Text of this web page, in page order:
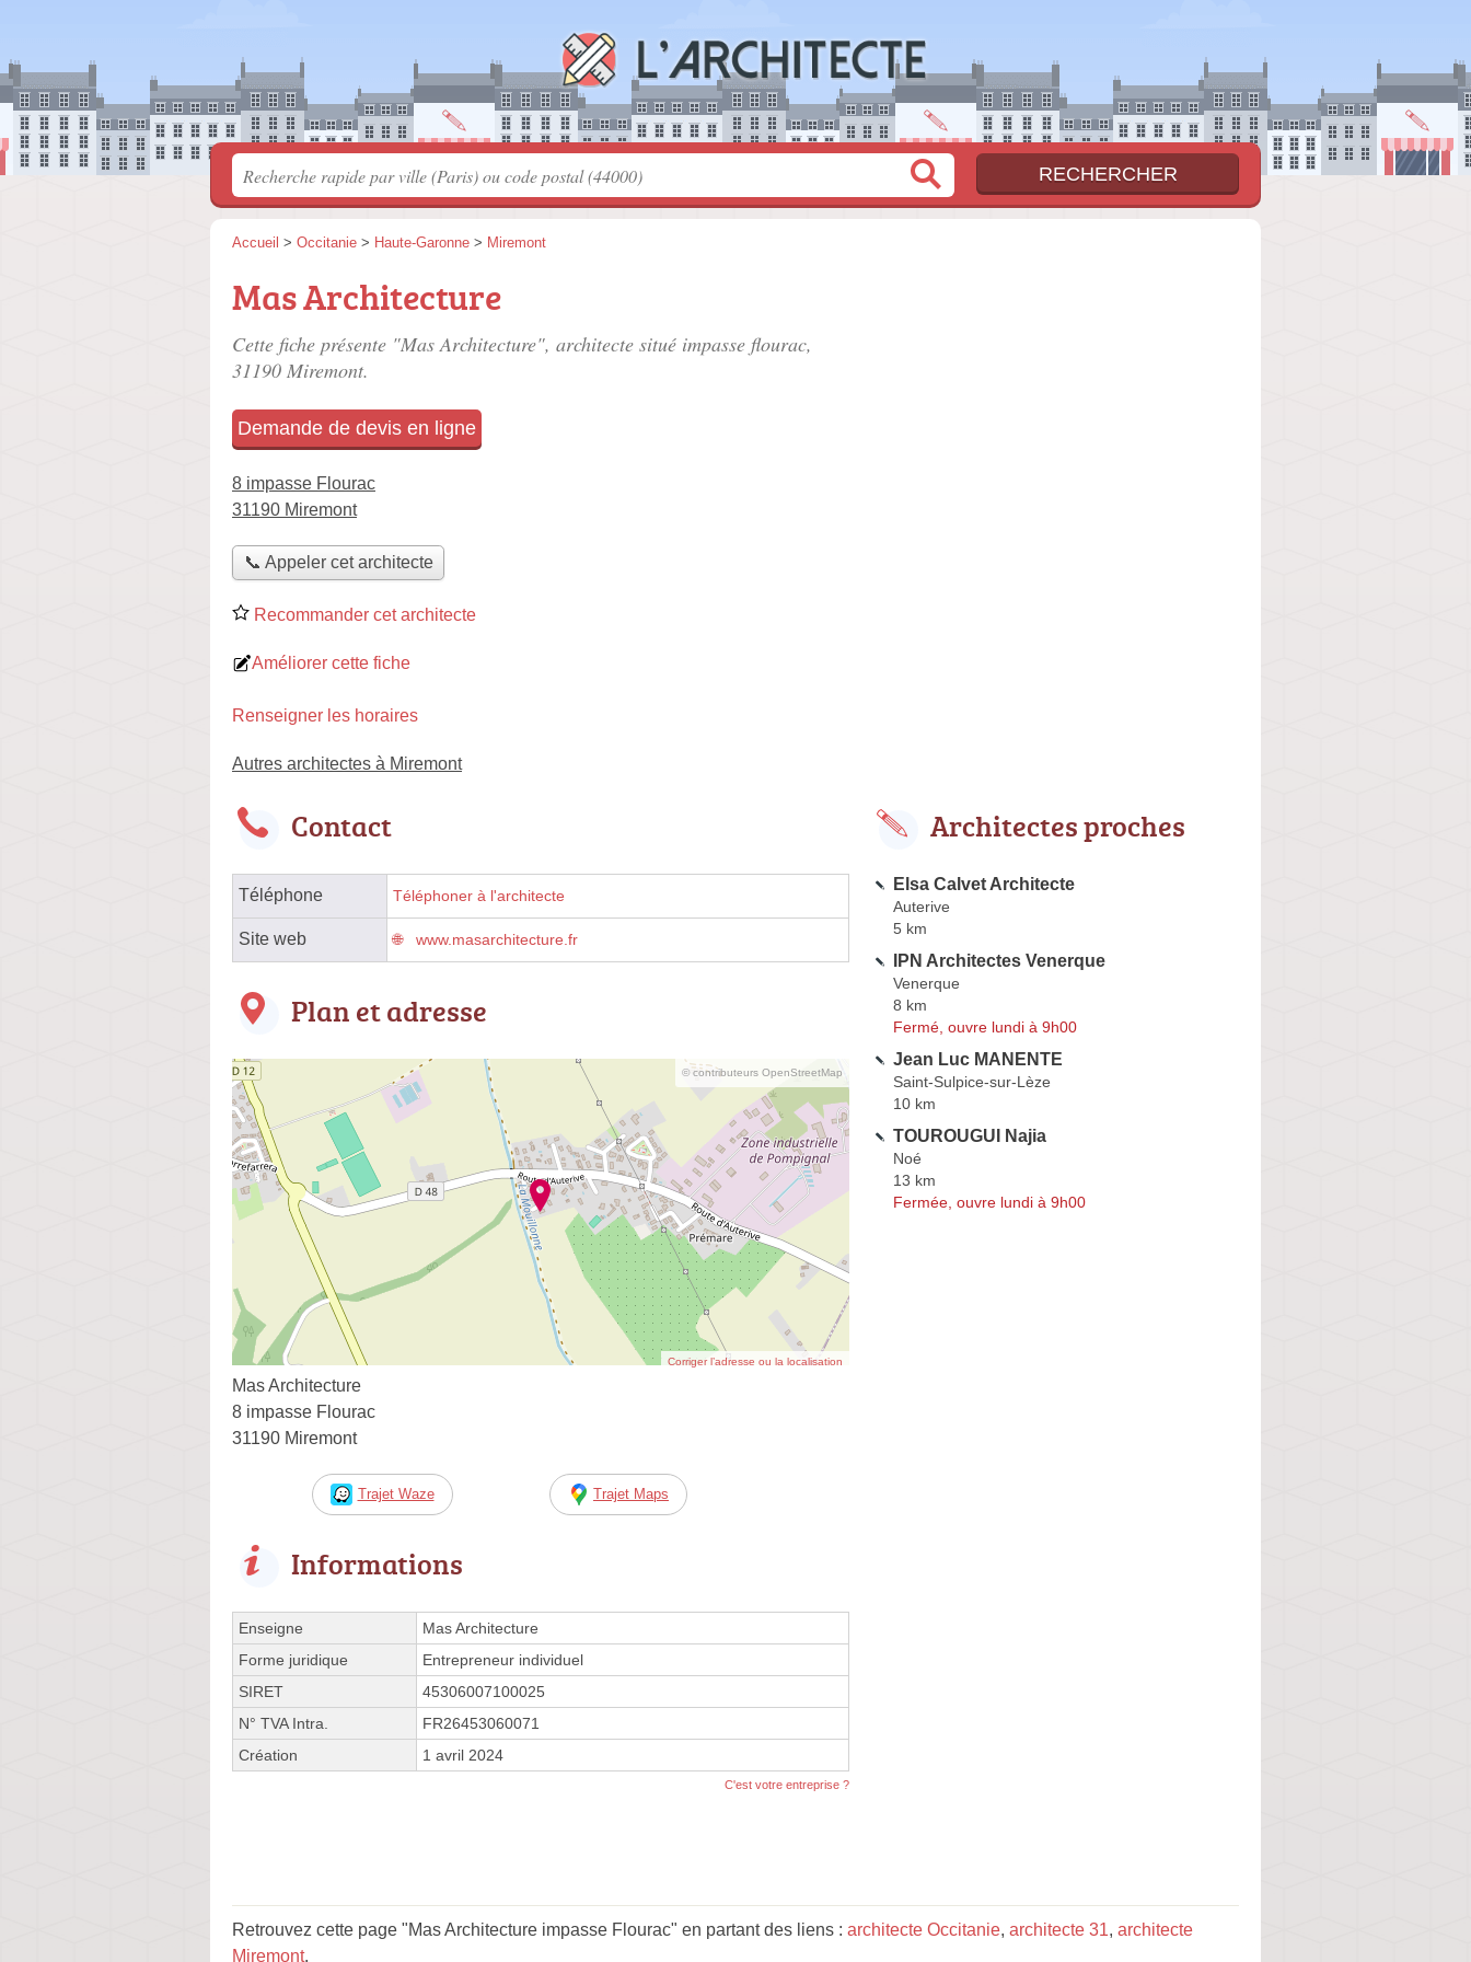
Accueil > Occitanie > Haute-Garonne > Miremont
Mas Architecture
Cette fiche présente "Mas Architecture", architecte situé impasse flourac,
31190 Miremont.
Demande de devis en ligne
8 impasse Flourac
31190 Miremont
📞 Appeler cet architecte
Recommander cet architecte
Améliorer cette fiche
Renseigner les horaires
Autres architectes à Miremont
Contact
Téléphone Téléphoner à l'architecte
Site web www.masarchitecture.fr
Plan et adresse
© contributeurs OpenStreetMap
Corriger l’adresse ou la localisation
Mas Architecture
8 impasse Flourac
31190 Miremont
Trajet Waze Trajet Maps
Informations
Enseigne
Mas Architecture
Forme juridique
Entrepreneur individuel
SIRET
45306007100025
N° TVA Intra.
FR26453060071
Création
1 avril 2024
C'est votre entreprise ?
Architectes proches
Elsa Calvet Architecte
Auterive
5 km
IPN Architectes Venerque
Venerque
8 km
Fermé, ouvre lundi à 9h00
Jean Luc MANENTE
Saint-Sulpice-sur-Lèze
10 km
TOUROUGUI Najia
Noé
13 km
Fermée, ouvre lundi à 9h00
Retrouvez cette page "Mas Architecture impasse Flourac" en partant des liens : architecte Occitanie, architecte 31, architecte
Miremont.